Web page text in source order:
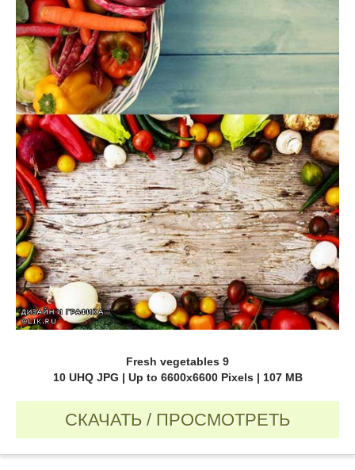
Fresh vegetables 9
10 UHQ JPG | Up to 6600x6600 Pixels | 107 MB
СКАЧАТЬ / ПРОСМОТРЕТЬ